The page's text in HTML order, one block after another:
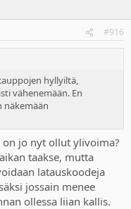
#916
hyllyiltä,
vähenemään. En
näkemään
jo nyt ollut ylivoima?
taakse, mutta
latauskoodeja
jossain menee
ollessa liian kallis.